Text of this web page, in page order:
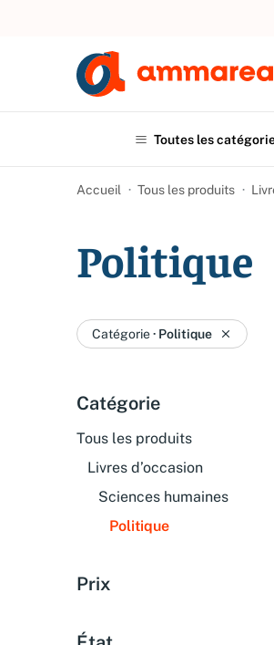
Toutes les
Accueil Tous les produits
Politique
Catégorie· Politique
Catégorie
Tous les produits
Livres d’occasion
Sciences humaines
Politique
Prix